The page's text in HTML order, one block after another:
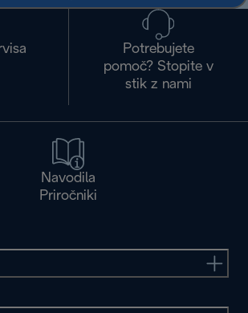
Potrebujete
pomoč? Stopite v
stik z nami
Navodila
Priročniki